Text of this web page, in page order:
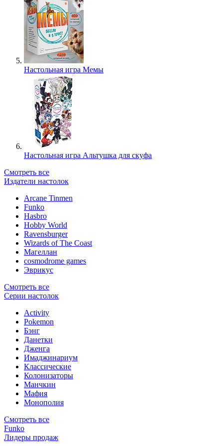
Настольная игра Мемы
Настольная игра Альтушка для скуфа
Смотреть все
Издатели настолок
Arcane Tinmen
Funko
Hasbro
Hobby World
Ravensburger
Wizards of The Coast
Магеллан
сosmodrome games
Эврикус
Смотреть все
Серии настолок
Activity
Pokemon
Бэнг
Данетки
Дженга
Имаджинариум
Классические
Колонизаторы
Манчкин
Мафия
Монополия
Смотреть все
Funko
Лидеры продаж